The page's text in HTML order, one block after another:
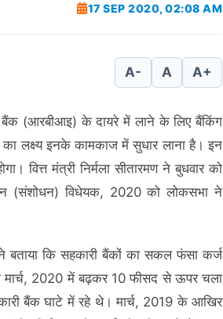
17 SEP 2020, 02:08 AM
A- A A+
बैंक (आरबीआइ) के दायरे में लाने के लिए बैंकिंग
लक्ष्य इनके कामकाज में सुधार लाना है। इन
वित्त मंत्री निर्मला सीतारमण ने बुधवार को
(संशोधन) विधेयक, 2020 को लोकसभा ने
कि सहकारी बैंकों का सकल फंसा कर्ज
मार्च, 2020 में बढ़कर 10 फीसद से ऊपर चला
बैंक घाटे में रहे थे। मार्च, 2019 के आखिर